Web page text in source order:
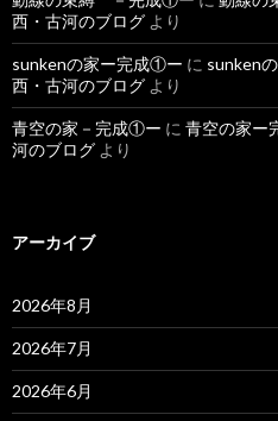
西・古河のブログ より
sunkenの家ー完成①ー に sunken
西・古河のブログ より
青空の家－完成①ー に 青空の家ー
河のブログ より
アーカイブ
2026年8月
2026年7月
2026年6月